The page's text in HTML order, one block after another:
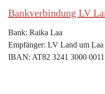
Bankverbindung LV
Bank: Raika Laa
Empfänger: LV Land um Laa
IBAN: AT82 3241 3000